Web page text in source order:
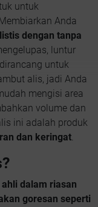
untuk
Anda
dengan tanpa
luntur
untuk
alis, jadi Anda
mengisi area
volume dan
ini adalah produk
dan keringat.
dalam riasan
goresan seperti